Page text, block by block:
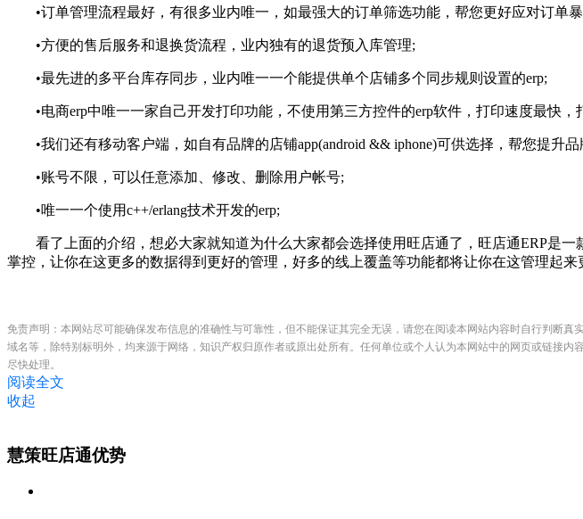
•订单管理流程最好，有很多业内唯一，如最强大的订单筛选功能，帮您更好应对订单
•方便的售后服务和退换货流程，业内独有的退货预入库管理;
•最先进的多平台库存同步，业内唯一一个能提供单个店铺多个同步规则设置的erp;
•电商erp中唯一一家自己开发打印功能，不使用第三方控件的erp软件，打印速度最快，
•我们还有移动客户端，如自有品牌的店铺app(android && iphone)可供选择，帮您提升品
•账号不限，可以任意添加、修改、删除用户帐号;
•唯一一个使用c++/erlang技术开发的erp;
看了上面的介绍，想必大家就知道为什么大家都会选择使用旺店通了，旺店通ERP是一
掌控，让你在这更多的数据得到更好的管理，好多的线上覆盖等功能都将让你在这管理起来
免责声明：本网站尽可能确保发布信息的准确性与可靠性，但不能保证其完全无误，请您在阅读本网站内容时自行判断
域名等，除特别标明外，均来源于网络，知识产权归原作者或原出处所有。任何单位或个人认为本网站中的网页或链接
尽快处理。
阅读全文
收起
慧策旺店通优势